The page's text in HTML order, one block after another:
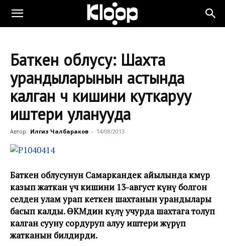
Баткен облусу: Шахта
урандыларынын астында
калган үч кишини куткаруу
иштери уланууда
Автор: Илгиз Чалбараков - 14/08/2013
Баткен облусунун Самаркандек айылында көмүр
казып жаткан үч кишини 13-август күнү болгон
селден улам урап кеткен шахтанын урандылары
басып калды.ӨКМдин өкүлү учурда шахтага толуп
калган сууну сордуруп алуу иштери жүрүп
жатканын билдирди.